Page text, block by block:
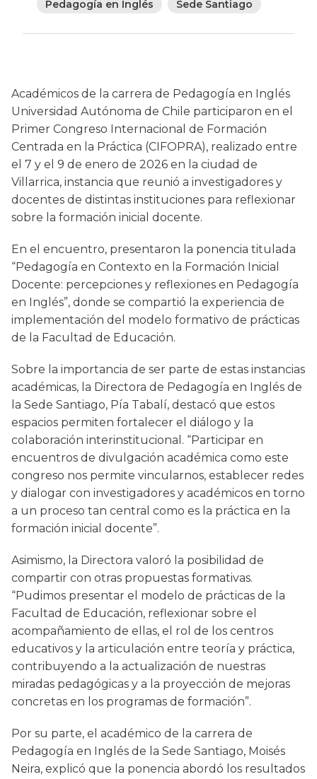
Pedagogía en Inglés Sede Santiago
Académicos de la carrera de Pedagogía en Inglés
Universidad Autónoma de Chile participaron en el
Primer Congreso Internacional de Formación
Centrada en la Práctica (CIFOPRA), realizado entre
el 7 y el 9 de enero de 2026 en la ciudad de
Villarrica, instancia que reunió a investigadores y
docentes de distintas instituciones para reflexionar
sobre la formación inicial docente.
En el encuentro, presentaron la ponencia titulada
“Pedagogía en Contexto en la Formación Inicial
Docente: percepciones y reflexiones en Pedagogía
en Inglés”, donde se compartió la experiencia de
implementación del modelo formativo de prácticas
de la Facultad de Educación.
Sobre la importancia de ser parte de estas instancias
académicas, la Directora de Pedagogía en Inglés de
la Sede Santiago, Pía Tabalí, destacó que estos
espacios permiten fortalecer el diálogo y la
colaboración interinstitucional. “Participar en
encuentros de divulgación académica como este
congreso nos permite vincularnos, establecer redes
y dialogar con investigadores y académicos en torno
a un proceso tan central como es la práctica en la
formación inicial docente”.
Asimismo, la Directora valoró la posibilidad de
compartir con otras propuestas formativas.
“Pudimos presentar el modelo de prácticas de la
Facultad de Educación, reflexionar sobre el
acompañamiento de ellas, el rol de los centros
educativos y la articulación entre teoría y práctica,
contribuyendo a la actualización de nuestras
miradas pedagógicas y a la proyección de mejoras
concretas en los programas de formación”.
Por su parte, el académico de la carrera de
Pedagogía en Inglés de la Sede Santiago, Moisés
Neira, explicó que la ponencia abordó los resultados